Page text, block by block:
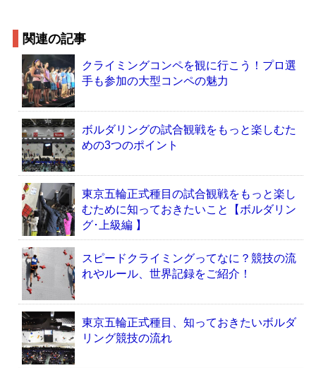
関連の記事
クライミングコンペを観に行こう！プロ選
手も参加の大型コンペの魅力
ボルダリングの試合観戦をもっと楽しむた
めの3つのポイント
東京五輪正式種目の試合観戦をもっと楽し
むために知っておきたいこと【ボルダリン
グ･上級編 】
スピードクライミングってなに？競技の流
れやルール、世界記録をご紹介！
東京五輪正式種目、知っておきたいボルダ
リング競技の流れ